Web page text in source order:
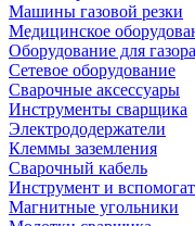
Машины газовой резки
Медицинское
Оборудование для
Сетевое оборудование
Сварочные аксессуары
Инструменты сварщика
Электрододержатели
Клеммы заземления
Сварочный кабель
Инструмент и
Магнитные угольники